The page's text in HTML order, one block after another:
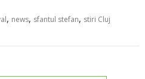
, news, sfantul stefan, stiri Cluj